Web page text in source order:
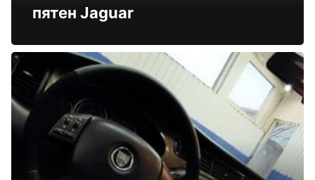
пятен Jaguar